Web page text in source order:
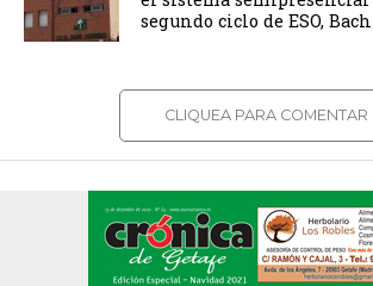
segundo ciclo de ESO,
CLIQUEA PARA COMENTAR